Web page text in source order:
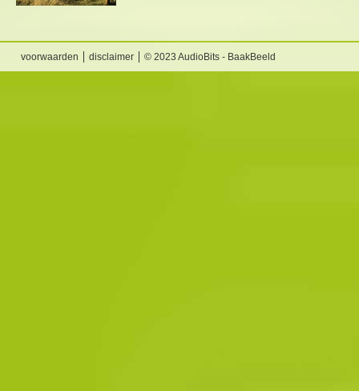
voorwaarden disclaimer © 2023 AudioBits - BaakBeeld